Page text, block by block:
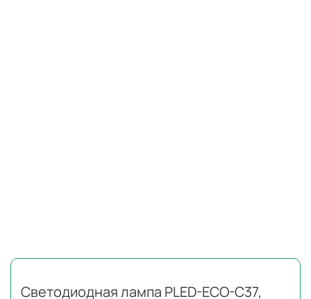
Светодиодная лампа PLED-ECO-C37,